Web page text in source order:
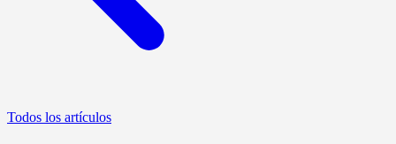
Todos los artículos